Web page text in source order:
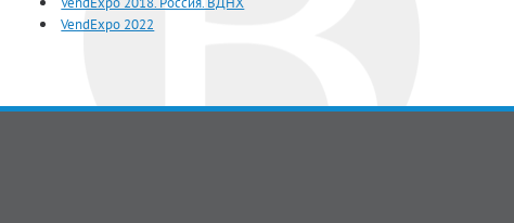
VendExpo 2022